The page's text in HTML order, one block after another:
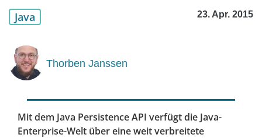
Java 23. Apr. 2015
Thorben Janssen
Mit dem Java Persistence API verfügt die Java-
Enterprise-Welt über eine weit verbreitete